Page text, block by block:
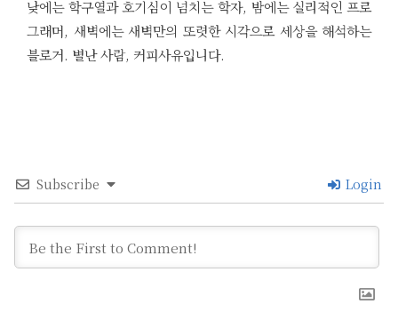
낮에는 학구열과 호기심이 넘치는 학자, 밤에는 실리적인 프로
그래머, 새벽에는 새벽만의 또렷한 시각으로 세상을 해석하는
블로거. 별난 사람, 커피사유입니다.
Subscribe Login